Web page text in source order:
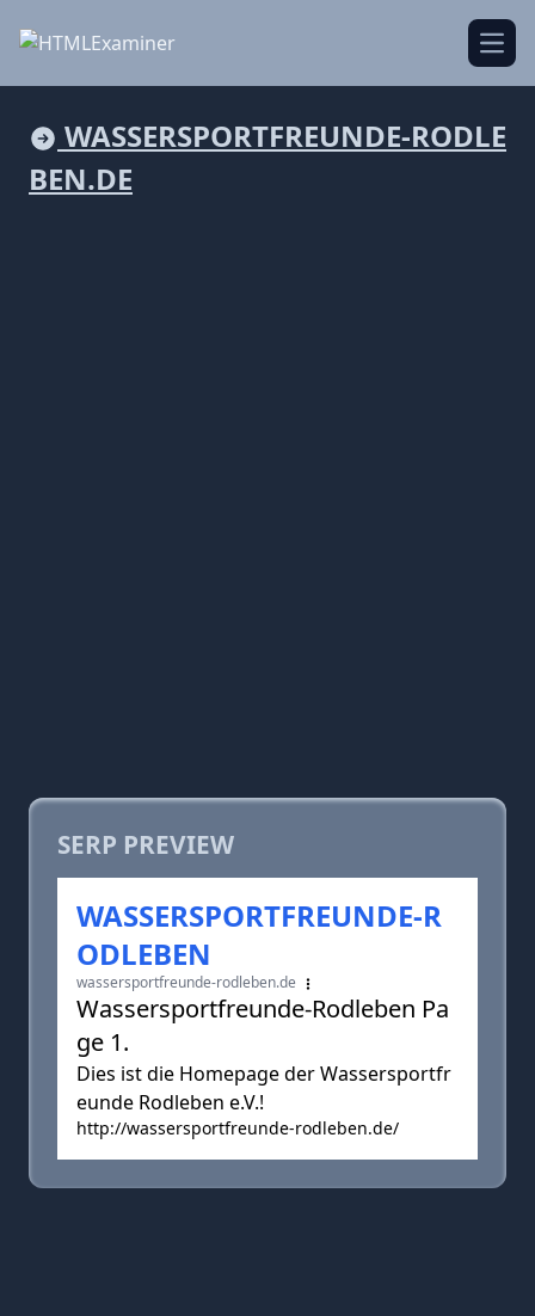
WASSERSPORTFREUNDE-RODLE
BEN.DE
SERP PREVIEW
WASSERSPORTFREUNDE-R
ODLEBEN
wassersportfreunde-rodleben.de
Wassersportfreunde-Rodleben Pa
ge 1.
Dies ist die Homepage der Wassersportfr
eunde Rodleben e.V.!
http://wassersportfreunde-rodleben.de/